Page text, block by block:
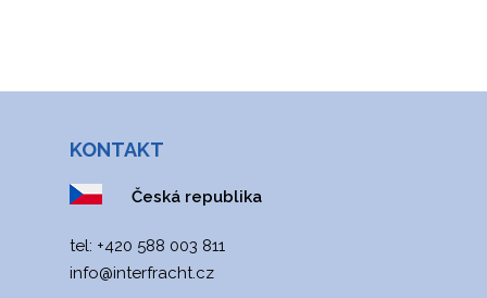
KONTAKT
Česká republika
tel: +420 588 003 811
info@interfracht.cz